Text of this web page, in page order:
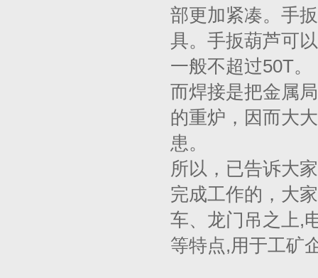
部更加紧凑。手
具。手扳葫芦可
一般不超过50T。
而焊接是把金属
的重炉，因而大
患。
所以，已告诉大
完成工作的，大
车、龙门吊之上,
等特点,用于工矿